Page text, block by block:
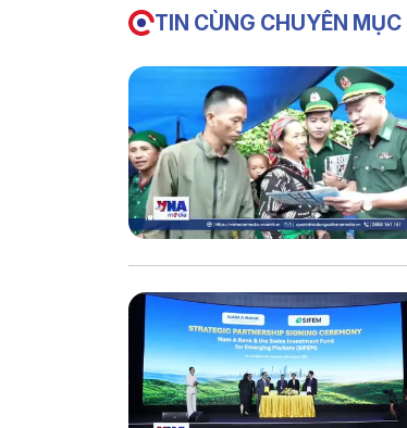
TIN CÙNG CHUYÊN MỤC